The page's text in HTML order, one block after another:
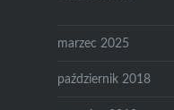
marzec 2025
październik 2018